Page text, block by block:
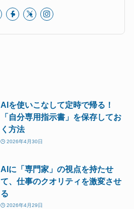
AIを使いこなして定時で帰る！
「自分専用指示書」を保存してお
く方法
2026年4月30日
AIに「専門家」の視点を持たせ
て、仕事のクオリティを激変させ
る
2026年4月29日